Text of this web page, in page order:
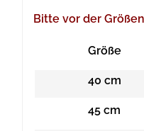
Bitte vor der
Größe
40 cm
45 cm